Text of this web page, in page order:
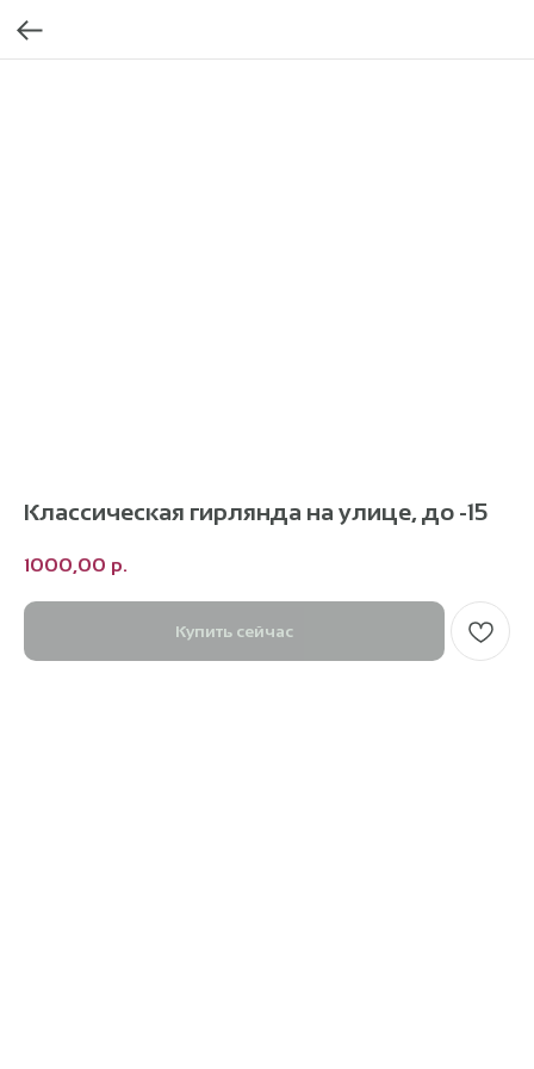
Классическая гирлянда на улице, до -15
1000,00 р.
Купить сейчас